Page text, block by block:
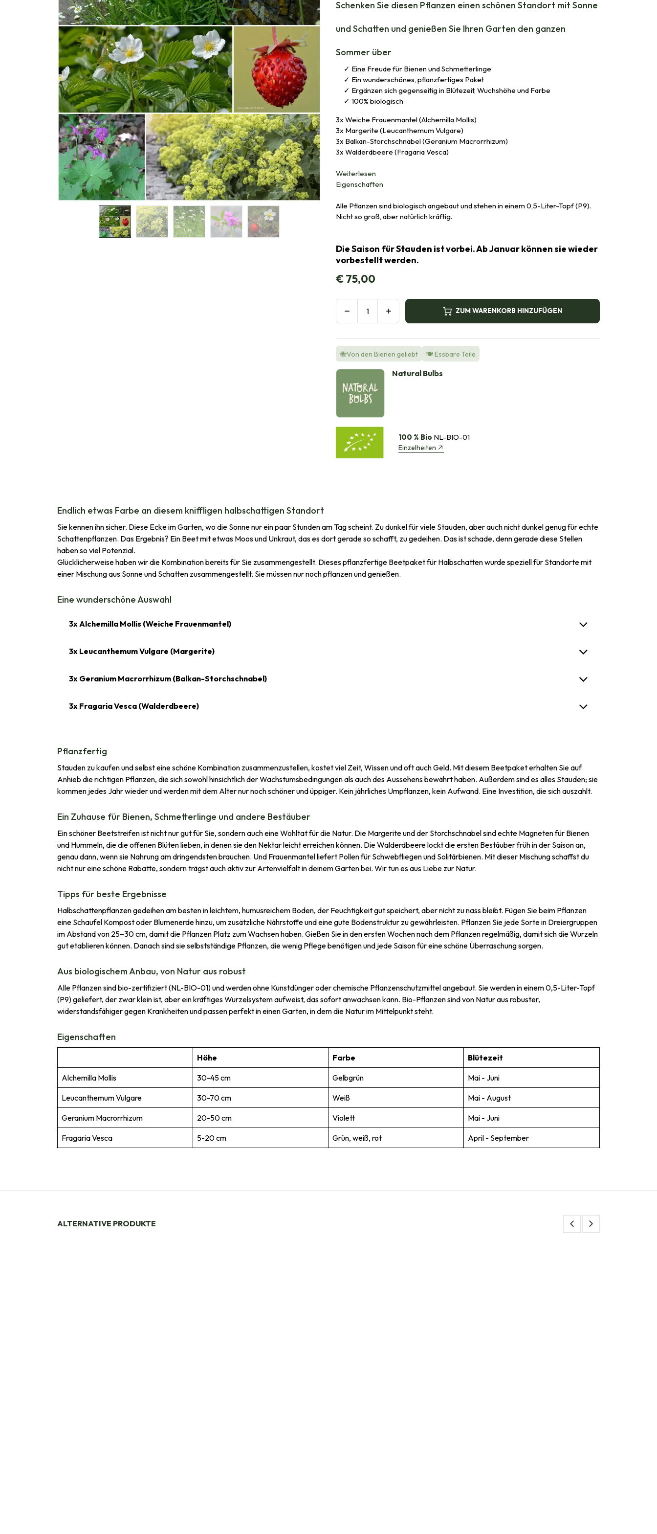
Schenken Sie diesen Pflanzen einen schönen Standort mit Sonne
und Schatten und genießen Sie Ihren Garten den ganzen
Sommer über
Eine Freude für Bienen und Schmetterlinge
Ein wunderschönes, pflanzfertiges Paket
Ergänzen sich gegenseitig in Blütezeit, Wuchshöhe und Farbe
100% biologisch
3x Weiche Frauenmantel (Alchemilla Mollis)
3x Margerite (Leucanthemum Vulgare)
3x Balkan-Storchschnabel (Geranium Macrorrhizum)
3x Walderdbeere (Fragaria Vesca)
Weiterlesen
Eigenschaften
Alle Pflanzen sind biologisch angebaut und stehen in einem 0,5-Liter-Topf (P9).
Nicht so groß, aber natürlich kräftig.
Die Saison für Stauden ist vorbei. Ab Januar können sie wieder
vorbestellt werden.
€75,00
ZUM WARENKORB HINZUFÜGEN
🐝Von den Bienen geliebt 🍽️ Essbare Teile
Natural Bulbs
100 % Bio NL-BIO-01
Einzelheiten
Endlich etwas Farbe an diesem kniffligen halbschattigen Standort
Sie kennen ihn sicher. Diese Ecke im Garten, wo die Sonne nur ein paar Stunden am Tag scheint. Zu dunkel für viele Stauden, aber auch nicht dunkel genug für echte
Schattenpflanzen. Das Ergebnis? Ein Beet mit etwas Moos und Unkraut, das es dort gerade so schafft, zu gedeihen. Das ist schade, denn gerade diese Stellen
haben so viel Potenzial.
Glücklicherweise haben wir die Kombination bereits für Sie zusammengestellt. Dieses pflanzfertige Beetpaket für Halbschatten wurde speziell für Standorte mit
einer Mischung aus Sonne und Schatten zusammengestellt. Sie müssen nur noch pflanzen und genießen.
Eine wunderschöne Auswahl
3x Alchemilla Mollis (Weiche Frauenmantel)
3x Leucanthemum Vulgare (Margerite)
3x Geranium Macrorrhizum (Balkan-Storchschnabel)
3x Fragaria Vesca (Walderdbeere)
Pflanzfertig
Stauden zu kaufen und selbst eine schöne Kombination zusammenzustellen, kostet viel Zeit, Wissen und oft auch Geld. Mit diesem Beetpaket erhalten Sie auf
Anhieb die richtigen Pflanzen, die sich sowohl hinsichtlich der Wachstumsbedingungen als auch des Aussehens bewährt haben. Außerdem sind es alles Stauden; sie
kommen jedes Jahr wieder und werden mit dem Alter nur noch schöner und üppiger. Kein jährliches Umpflanzen, kein Aufwand. Eine Investition, die sich auszahlt.
Ein Zuhause für Bienen, Schmetterlinge und andere Bestäuber
Ein schöner Beetstreifen ist nicht nur gut für Sie, sondern auch eine Wohltat für die Natur. Die Margerite und der Storchschnabel sind echte Magneten für Bienen
und Hummeln, die die offenen Blüten lieben, in denen sie den Nektar leicht erreichen können. Die Walderdbeere lockt die ersten Bestäuber früh in der Saison an,
genau dann, wenn sie Nahrung am dringendsten brauchen. Und Frauenmantel liefert Pollen für Schwebfliegen und Solitärbienen. Mit dieser Mischung schaffst du
nicht nur eine schöne Rabatte, sondern trägst auch aktiv zur Artenvielfalt in deinem Garten bei. Wir tun es aus Liebe zur Natur.
Tipps für beste Ergebnisse
Halbschattenpflanzen gedeihen am besten in leichtem, humusreichem Boden, der Feuchtigkeit gut speichert, aber nicht zu nass bleibt. Fügen Sie beim Pflanzen
eine Schaufel Kompost oder Blumenerde hinzu, um zusätzliche Nährstoffe und eine gute Bodenstruktur zu gewährleisten. Pflanzen Sie jede Sorte in Dreiergruppen
im Abstand von 25–30 cm, damit die Pflanzen Platz zum Wachsen haben. Gießen Sie in den ersten Wochen nach dem Pflanzen regelmäßig, damit sich die Wurzeln
gut etablieren können. Danach sind sie selbstständige Pflanzen, die wenig Pflege benötigen und jede Saison für eine schöne Überraschung sorgen.
Aus biologischem Anbau, von Natur aus robust
Alle Pflanzen sind bio-zertifiziert (NL-BIO-01) und werden ohne Kunstdünger oder chemische Pflanzenschutzmittel angebaut. Sie werden in einem 0,5-Liter-Topf
(P9) geliefert, der zwar klein ist, aber ein kräftiges Wurzelsystem aufweist, das sofort anwachsen kann. Bio-Pflanzen sind von Natur aus robuster,
widerstandsfähiger gegen Krankheiten und passen perfekt in einen Garten, in dem die Natur im Mittelpunkt steht.
Eigenschaften
Höhe Farbe Blütezeit
Alchemilla Mollis 30-45 cm Gelbgrün Mai - Juni
Leucanthemum Vulgare 30-70 cm Weiß Mai - August
Geranium Macrorrhizum 20-50 cm Violett Mai - Juni
Fragaria Vesca 5-20 cm Grün, weiß, rot April - September
ALTERNATIVE PRODUKTE